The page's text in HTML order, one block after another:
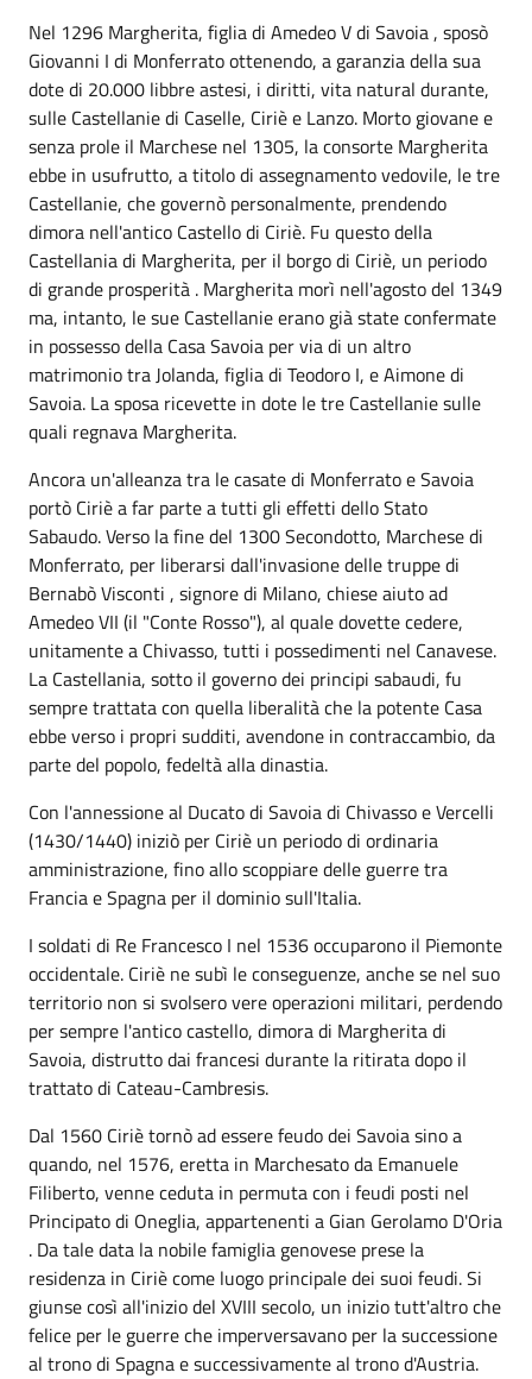
Nel 1296 Margherita, figlia di Amedeo V di Savoia , sposò
Giovanni I di Monferrato ottenendo, a garanzia della sua
dote di 20.000 libbre astesi, i diritti, vita natural durante,
sulle Castellanie di Caselle, Ciriè e Lanzo. Morto giovane e
senza prole il Marchese nel 1305, la consorte Margherita
ebbe in usufrutto, a titolo di assegnamento vedovile, le tre
Castellanie, che governò personalmente, prendendo
dimora nell'antico Castello di Ciriè. Fu questo della
Castellania di Margherita, per il borgo di Ciriè, un periodo
di grande prosperità . Margherita morì nell'agosto del 1349
ma, intanto, le sue Castellanie erano già state confermate
in possesso della Casa Savoia per via di un altro
matrimonio tra Jolanda, figlia di Teodoro I, e Aimone di
Savoia. La sposa ricevette in dote le tre Castellanie sulle
quali regnava Margherita.
Ancora un'alleanza tra le casate di Monferrato e Savoia
portò Ciriè a far parte a tutti gli effetti dello Stato
Sabaudo. Verso la fine del 1300 Secondotto, Marchese di
Monferrato, per liberarsi dall'invasione delle truppe di
Bernabò Visconti , signore di Milano, chiese aiuto ad
Amedeo VII (il "Conte Rosso"), al quale dovette cedere,
unitamente a Chivasso, tutti i possedimenti nel Canavese.
La Castellania, sotto il governo dei principi sabaudi, fu
sempre trattata con quella liberalità che la potente Casa
ebbe verso i propri sudditi, avendone in contraccambio, da
parte del popolo, fedeltà alla dinastia.
Con l'annessione al Ducato di Savoia di Chivasso e Vercelli
(1430/1440) iniziò per Ciriè un periodo di ordinaria
amministrazione, fino allo scoppiare delle guerre tra
Francia e Spagna per il dominio sull'Italia.
I soldati di Re Francesco I nel 1536 occuparono il Piemonte
occidentale. Ciriè ne subì le conseguenze, anche se nel suo
territorio non si svolsero vere operazioni militari, perdendo
per sempre l'antico castello, dimora di Margherita di
Savoia, distrutto dai francesi durante la ritirata dopo il
trattato di Cateau-Cambresis.
Dal 1560 Ciriè tornò ad essere feudo dei Savoia sino a
quando, nel 1576, eretta in Marchesato da Emanuele
Filiberto, venne ceduta in permuta con i feudi posti nel
Principato di Oneglia, appartenenti a Gian Gerolamo D'Oria
. Da tale data la nobile famiglia genovese prese la
residenza in Ciriè come luogo principale dei suoi feudi. Si
giunse così all'inizio del XVIII secolo, un inizio tutt'altro che
felice per le guerre che imperversavano per la successione
al trono di Spagna e successivamente al trono d'Austria.